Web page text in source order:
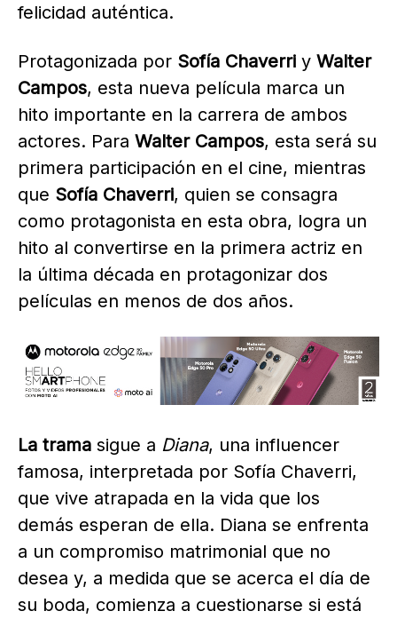
felicidad auténtica.
Protagonizada por Sofía Chaverri y Walter
Campos, esta nueva película marca un
hito importante en la carrera de ambos
actores. Para Walter Campos, esta será su
primera participación en el cine, mientras
que Sofía Chaverri, quien se consagra
como protagonista en esta obra, logra un
hito al convertirse en la primera actriz en
la última década en protagonizar dos
películas en menos de dos años.
La trama sigue a Diana, una influencer
famosa, interpretada por Sofía Chaverri,
que vive atrapada en la vida que los
demás esperan de ella. Diana se enfrenta
a un compromiso matrimonial que no
desea y, a medida que se acerca el día de
su boda, comienza a cuestionarse si está